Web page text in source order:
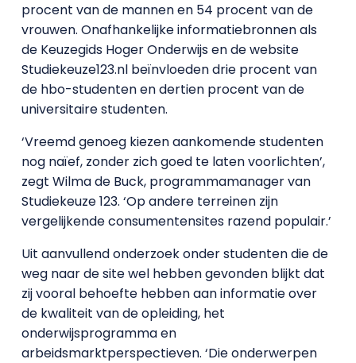
procent van de mannen en 54 procent van de
vrouwen. Onafhankelijke informatiebronnen als
de Keuzegids Hoger Onderwijs en de website
Studiekeuze123.nl beïnvloeden drie procent van
de hbo-studenten en dertien procent van de
universitaire studenten.
‘Vreemd genoeg kiezen aankomende studenten
nog naïef, zonder zich goed te laten voorlichten’,
zegt Wilma de Buck, programmamanager van
Studiekeuze 123. ‘Op andere terreinen zijn
vergelijkende consumentensites razend populair.’
Uit aanvullend onderzoek onder studenten die de
weg naar de site wel hebben gevonden blijkt dat
zij vooral behoefte hebben aan informatie over
de kwaliteit van de opleiding, het
onderwijsprogramma en
arbeidsmarktperspectieven. ‘Die onderwerpen